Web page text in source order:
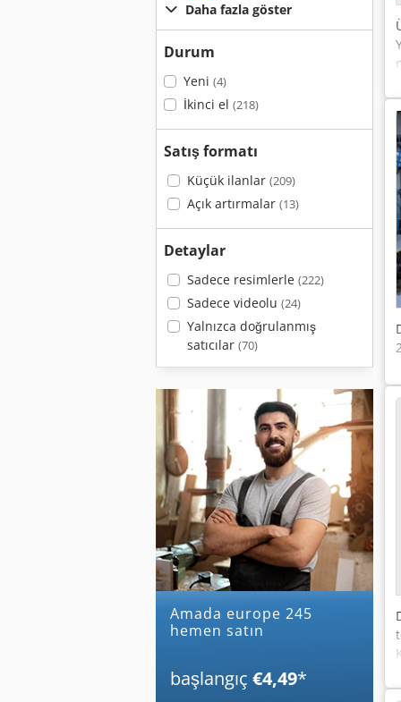
Daha fazla göster
Durum
Yeni (4)
İkinci el (218)
Satış formatı
Küçük ilanlar (209)
Açık artırmalar (13)
Detaylar
Sadece resimlerle (222)
Sadece videolu (24)
Yalnızca doğrulanmış
satıcılar (70)
amada europe 245
hemen satın
başlangıç €4,49*